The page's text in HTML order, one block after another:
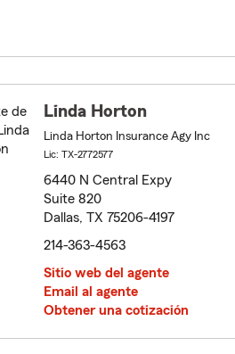
Linda Horton
Linda Horton Insurance Agy Inc
Lic: TX-2772577
6440 N Central Expy
Suite 820
Dallas, TX 75206-4197
214-363-4563
Sitio web del agente
Email al agente
Obtener una cotización